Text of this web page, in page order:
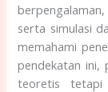
serta simulasi
memahami
pendekatan ini,
teoretis